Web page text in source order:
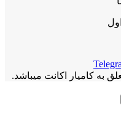
به کامیار اکانت میباشد.